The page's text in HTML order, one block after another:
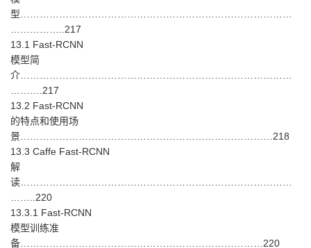
型…………………………………………………………………………
……………..217
13.1 Fast-RCNN
模型简
介…………………………………………………………………………
……….217
13.2 Fast-RCNN
的特点和使用场
景……………………………………………………………………218
13.3 Caffe Fast-RCNN
解
读…………………………………………………………………………
……..220
13.3.1 Fast-RCNN
模型训练准
备…………………………………………………………………220